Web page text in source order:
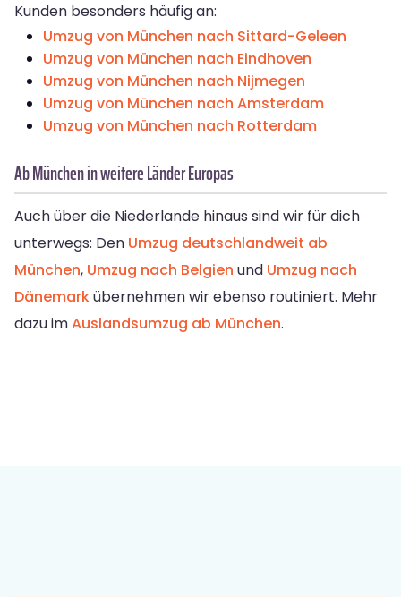
Kunden besonders häufig an:
Umzug von München nach Sittard-Geleen
Umzug von München nach Eindhoven
Umzug von München nach Nijmegen
Umzug von München nach Amsterdam
Umzug von München nach Rotterdam
Ab München in weitere Länder Europas
Auch über die Niederlande hinaus sind wir für dich
unterwegs: Den Umzug deutschlandweit ab
München, Umzug nach Belgien und Umzug nach
Dänemarkübernehmen wir ebenso routiniert. Mehr
dazu imAuslandsumzug ab München.